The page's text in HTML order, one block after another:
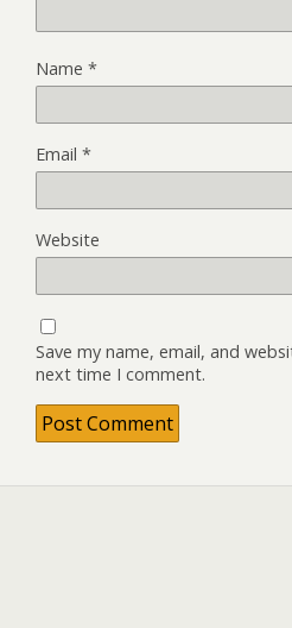
Name *
Email *
Website
Save my name, email, and
next time I comment.